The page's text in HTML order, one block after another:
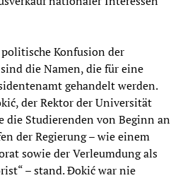
Konfusion der
die Namen, die für eine
gehandelt werden.
der Rektor der Universität
die Studierenden von Beginn an
der Regierung – wie einem
sowie der Verleumdung als
– stand. Đokić war nie